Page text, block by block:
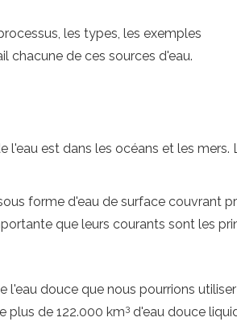
les types, les exemples
chacune de ces sources d'eau.
est dans les océans et les
forme d'eau de surface couvrant
que leurs courants sont les
l'eau douce que nous pourrions
plus de 122.000 km3 d'eau douce